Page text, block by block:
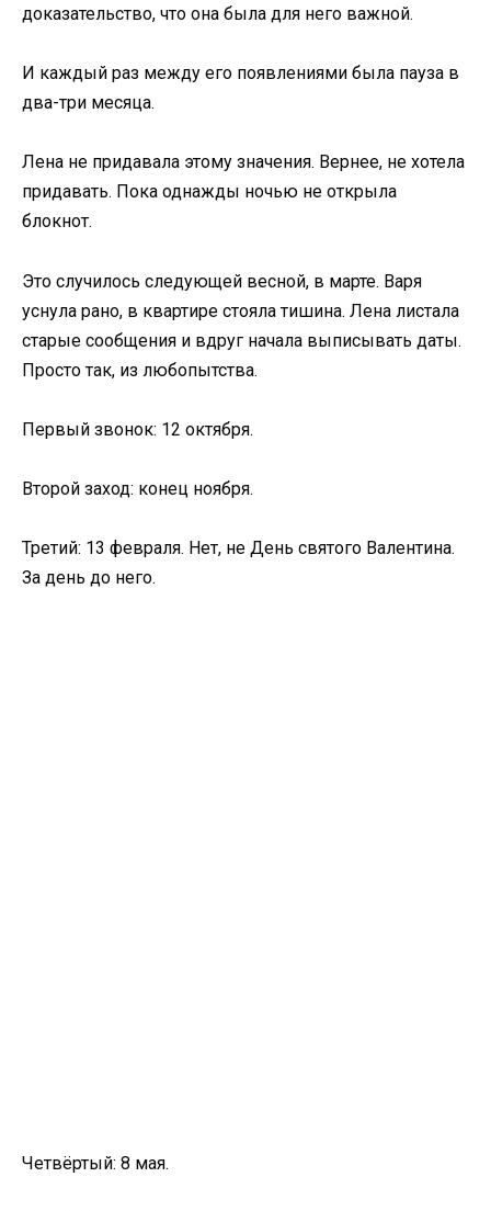
доказательство, что она была для него важной.
И каждый раз между его появлениями была пауза в
два-три месяца.
Лена не придавала этому значения. Вернее, не хотела
придавать. Пока однажды ночью не открыла
блокнот.
Это случилось следующей весной, в марте. Варя
уснула рано, в квартире стояла тишина. Лена листала
старые сообщения и вдруг начала выписывать даты.
Просто так, из любопытства.
Первый звонок: 12 октября.
Второй заход: конец ноября.
Третий: 13 февраля. Нет, не День святого Валентина.
За день до него.
Четвёртый: 8 мая.